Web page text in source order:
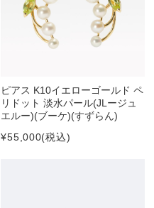
ピアス K10イエローゴールド ペ
リドット 淡水パール(JLージュ
エルー)(ブーケ)(すずらん)
¥55,000(税込)